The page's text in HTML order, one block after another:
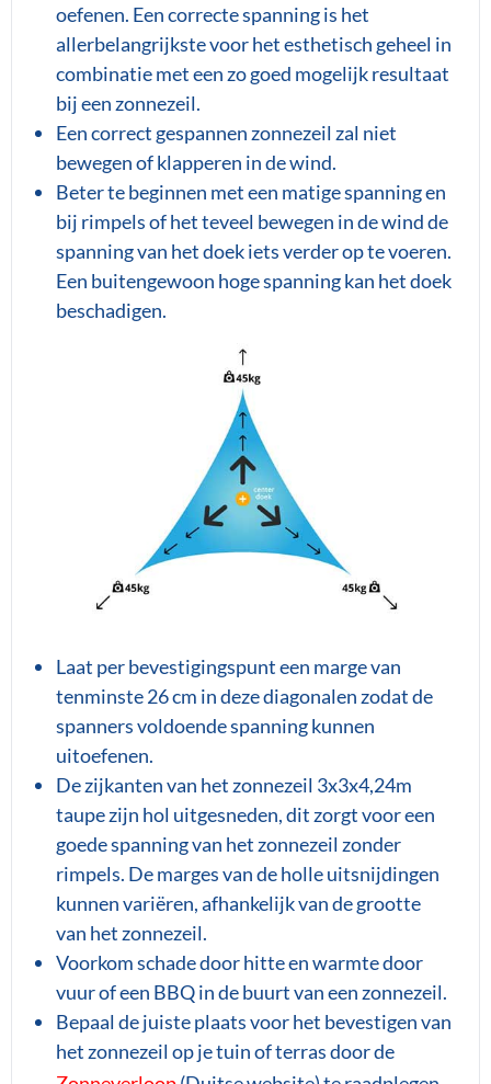
oefenen. Een correcte spanning is het
allerbelangrijkste voor het esthetisch geheel in
combinatie met een zo goed mogelijk resultaat
bij een zonnezeil.
Een correct gespannen zonnezeil zal niet
bewegen of klapperen in de wind.
Beter te beginnen met een matige spanning en
bij rimpels of het teveel bewegen in de wind de
spanning van het doek iets verder op te voeren.
Een buitengewoon hoge spanning kan het doek
beschadigen.
Laat per bevestigingspunt een marge van
tenminste 26 cm in deze diagonalen zodat de
spanners voldoende spanning kunnen
uitoefenen.
De zijkanten van het zonnezeil 3x3x4,24m
taupe zijn hol uitgesneden, dit zorgt voor een
goede spanning van het zonnezeil zonder
rimpels. De marges van de holle uitsnijdingen
kunnen variëren, afhankelijk van de grootte
van het zonnezeil.
Voorkom schade door hitte en warmte door
vuur of een BBQ in de buurt van een zonnezeil.
Bepaal de juiste plaats voor het bevestigen van
het zonnezeil op je tuin of terras door de